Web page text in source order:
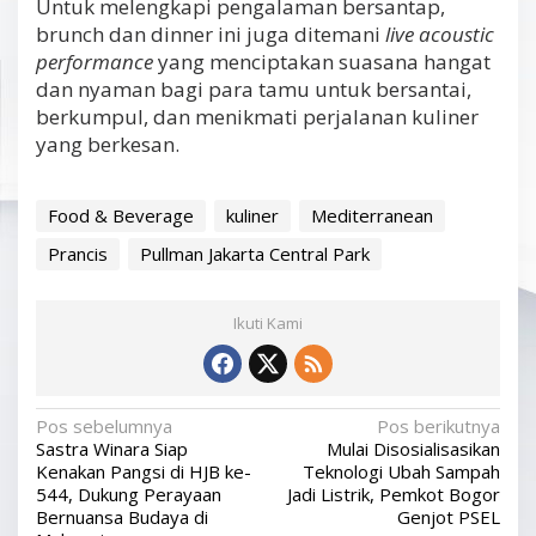
Untuk melengkapi pengalaman bersantap,
brunch dan dinner ini juga ditemani live acoustic
performanceyang menciptakan suasana hangat
dan nyaman bagi para tamu untuk bersantai,
berkumpul, dan menikmati perjalanan kuliner
yang berkesan.
Food & Beverage kuliner
Mediterranean
Prancis
Pullman Jakarta Central Park
Ikuti Kami
N
a
v
Pos sebelumnya
Sastra Winara Siap
Kenakan Pangsi di HJB ke-
544, Dukung Perayaan
Bernuansa Budaya di
Pos berikutnya
Mulai Disosialisasikan
Teknologi Ubah Sampah
Jadi Listrik, Pemkot Bogor
Genjot PSEL